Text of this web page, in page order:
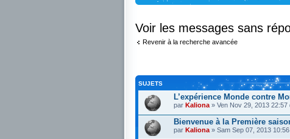
Voir les messages sans
Revenir à la recherche avancée
SUJETS
L’expérience Monde contre
par Kaliona » Ven Nov 29, 2013 22:57
Bienvenue à la Première
par Kaliona » Sam Sep 07, 2013